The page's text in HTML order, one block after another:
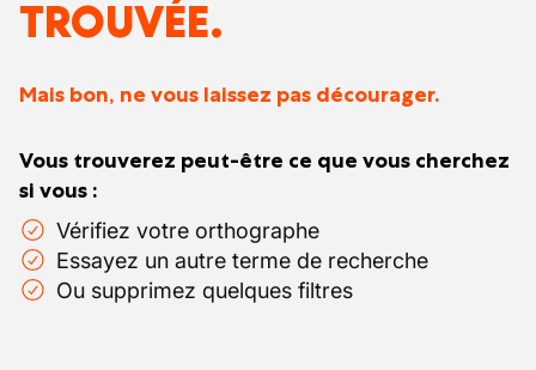
TROUVÉE.
Mais bon, ne vous laissez pas décourager.
Vous trouverez peut-être ce que vous cherchez
si vous :
Vérifiez votre orthographe
Essayez un autre terme de recherche
Ou supprimez quelques filtres